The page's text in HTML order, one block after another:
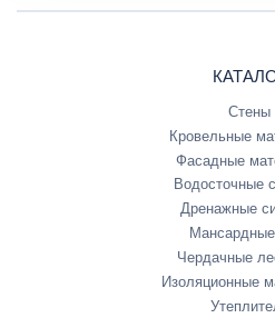
Стены
Кровельные
Фасадные
Водосточные
Дренажные
Чердачные
Изоляционные